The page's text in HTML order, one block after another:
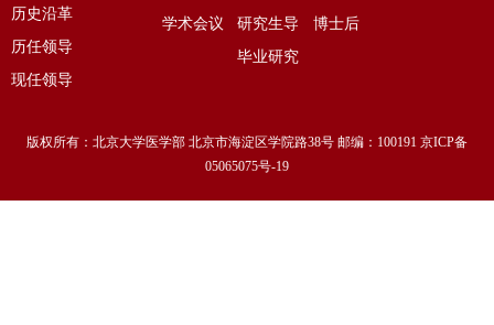
绍
历史沿革
历任领导
现任领导
学术会议
程
研究生导
师
毕业研究
博士后
版权所有：北京大学医学部 北京市海淀区学院路38号 邮编：100191 京ICP备
05065075号-19